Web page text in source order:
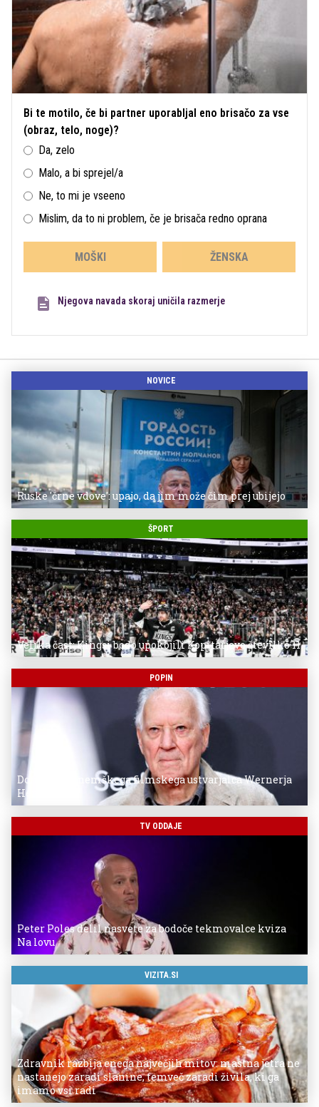
Bi te motilo, če bi partner uporabljal eno brisačo za vse
(obraz, telo, noge)?
Da, zelo
Malo, a bi sprejel/a
Ne, to mi je vseeno
Mislim, da to ni problem, če je brisača redno oprana
MOŠKI ŽENSKA
Njegova navada skoraj uničila razmerje
NOVICE
Ruske 'črne vdove': upajo, da jim može čim prej ubijejo
ŠPORT
Velika čast: Kingsi bodo upokojili Kopitarjevo številko 11
POPIN
Donostia za nemškega filmskega ustvarjalca Wernerja
Herzoga
TV ODDAJE
Peter Poles delil nasvete za bodoče tekmovalce kviza
Na lovu
VIZITA.SI
Zdravnik razbija enega največjih mitov: mastna jetra ne
nastanejo zaradi slanine, temveč zaradi živila, ki ga
imamo vsi radi